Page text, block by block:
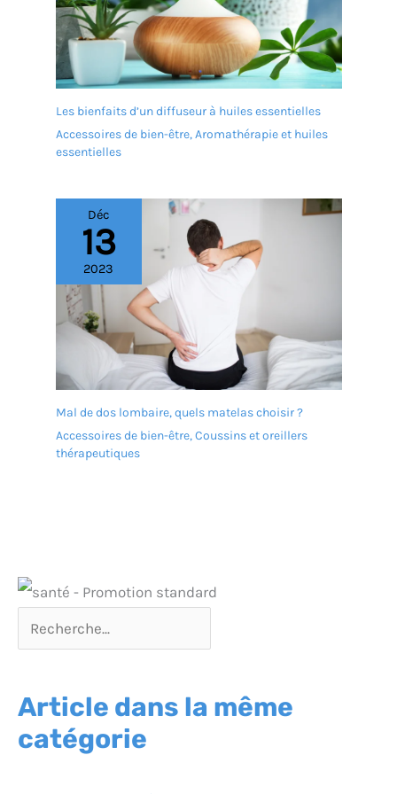
Les bienfaits d’un diffuseur à huiles essentielles
Accessoires de bien-être,Aromathérapie et huiles
essentielles
Déc
13
2023
Mal de dos lombaire, quels matelas choisir ?
Accessoires de bien-être,Coussins et oreillers
thérapeutiques
Article dans la même
catégorie